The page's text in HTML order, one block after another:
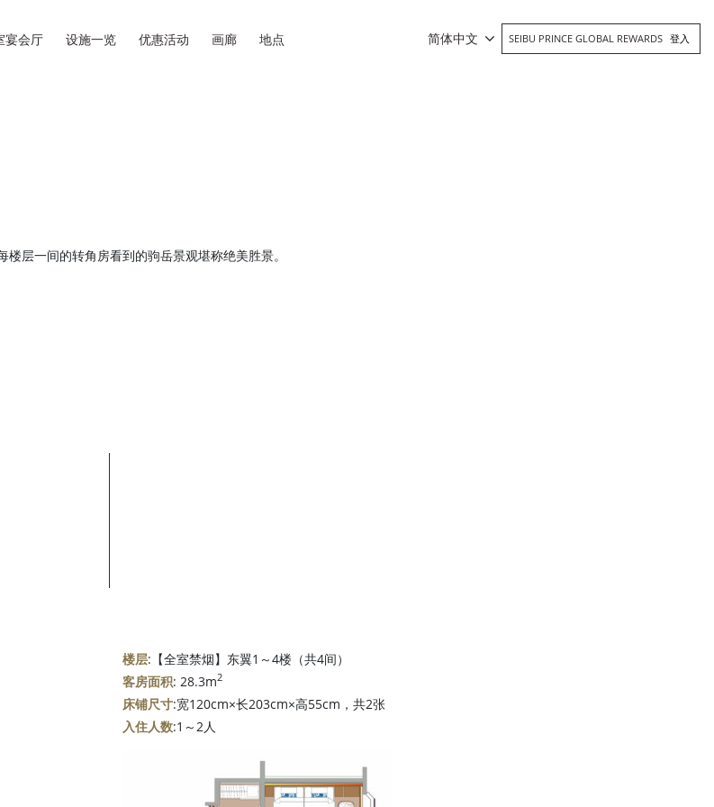
宴会厅 设施一览 优惠活动 画廊 地点 简体中文 SEIBU PRINCE GLOBAL REWARDS 登入
层一间的转角房看到的驹岳景观堪称绝美胜景。
楼层:【全室禁烟】东翼1～4楼（共4间）
客房面积: 28.3m2
床铺尺寸:宽120cm×长203cm×高55cm，共2张
入住人数:1～2人